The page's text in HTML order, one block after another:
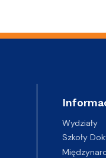
Wydziały
Szkoły